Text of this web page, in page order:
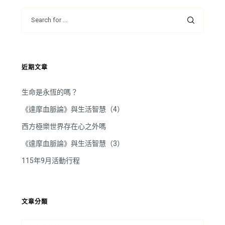
近期文章
生命是永恆的嗎？
《達摩血脈論》與生活智慧（4）
西方極樂世界存在心之外嗎
《達摩血脈論》與生活智慧（3）
115年9月活動行程
文章分類